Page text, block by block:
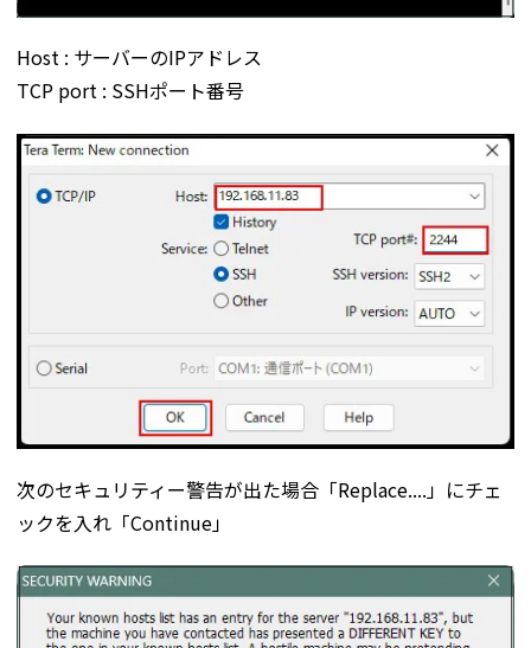
Host : サーバーのIPアドレス
TCP port : SSHポート番号
次のセキュリティー警告が出た場合「Replace....」にチェ
ックを入れ「Continue」